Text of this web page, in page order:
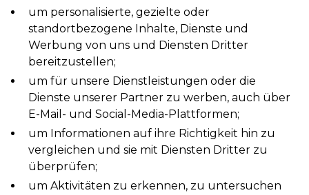
um personalisierte, gezielte oder
standortbezogene Inhalte, Dienste und
Werbung von uns und Diensten Dritter
bereitzustellen;
um für unsere Dienstleistungen oder die
Dienste unserer Partner zu werben, auch über
E-Mail- und Social-Media-Plattformen;
um Informationen auf ihre Richtigkeit hin zu
vergleichen und sie mit Diensten Dritter zu
überprüfen;
um Aktivitäten zu erkennen, zu untersuchen